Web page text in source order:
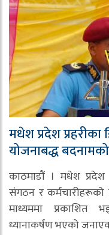
मधेश प्रदेश
योजनाबद्ध
काठमाडौं । मधेश प्रदेश
संगठन र कर्मचारीहरूको
माध्यममा प्रकाशित
ध्यानाकर्षण भएको